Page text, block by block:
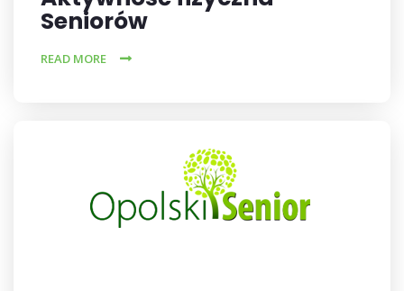
Seniorów
READ MORE